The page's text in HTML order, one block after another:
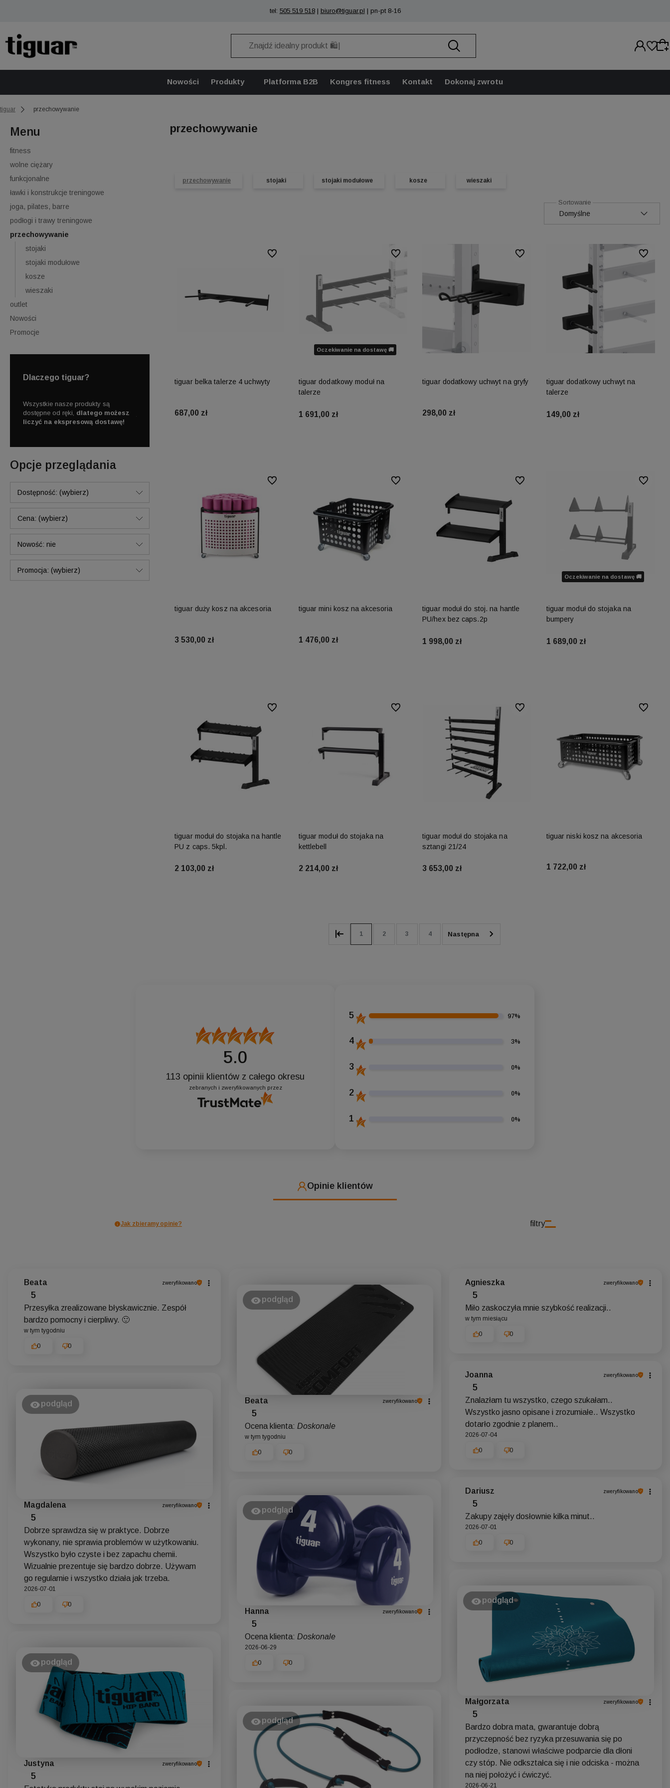
tel: 505 519 518| biuro@tiguar.pl | pn-pt 8-16
Nowości Produkty Platforma B2B Kongres fitness Kontakt Dokonaj zwrotu
tiguar przechowywanie
Menu
fitness
wolne ciężary
funkcjonalne
ławki i konstrukcje treningowe
joga, pilates, barre
podłogi i trawy treningowe
przechowywanie
stojaki
stojaki modułowe
kosze
wieszaki
outlet
Nowości
Promocje
Dlaczego tiguar?
Skorzystaj z darmowej dostawy
już od250 zł!
doświadczenia na polskim rynku.
dostępne od ręki, dlatego możesz
Opcje przeglądania
Dostępność: (wybierz)
Cena: (wybierz)
Nowość: nie
Promocja: (wybierz)
przechowywanie
przechowywanie stojaki stojaki modułowe kosze wieszaki
tiguar belka talerze 4 uchwyty
687,00 zł
Do ulubionych
Oczekiwanie na dostawę 🚚
tiguar dodatkowy moduł na
talerze
1 691,00 zł
Do ulubionych
tiguar dodatkowy uchwyt na gryfy
298,00 zł
Do ulubionych
tiguar dodatkowy uchwyt na
talerze
149,00 zł
Do
tiguar duży kosz na akcesoria
3 530,00 zł
Do ulubionych
tiguar mini kosz na akcesoria
1 476,00 zł
Do ulubionych
tiguar moduł do stoj. na hantle
PU/hex bez caps.2p
1 998,00 zł
Do ulubionych
Oczekiwanie na dostawę 🚚
tiguar moduł do stojaka na
bumpery
1 689,00 zł
Do
tiguar moduł do stojaka na hantle
PU z caps. 5kpl.
2 103,00 zł
Do ulubionych
tiguar moduł do stojaka na
kettlebell
2 214,00 zł
Do ulubionych
tiguar moduł do stojaka na
sztangi 21/24
3 653,00 zł
Do ulubionych
tiguar niski kosz na akcesoria
1 722,00 zł
Do
1 2 3 4
5.0
113 opinii klientów z całego okresu
zebranych i zweryfikowanych przez
5 97%
4 3%
3 0%
2 0%
1 0%
Opinie klientów
filtry
Jak zbieramy opinie?
Beata zweryfikowano
5
Przesyłka zrealizowane błyskawicznie. Zespół
bardzo pomocny i cierpliwy. 🙂
w tym tygodniu
0 0
podgląd
Beata zweryfikowano
5
Ocena klienta: Doskonale
w tym tygodniu
0 0
Agnieszka zweryfikowano
5
Miło zaskoczyła mnie szybkość realizacji..
w tym miesiącu
0 0
Joanna zweryfikowano
5
Znalazłam tu wszystko, czego szukałam..
Wszystko jasno opisane i zrozumiałe.. Wszystko
dotarło zgodnie z planem..
2026-07-04
0 0
podgląd
Magdalena zweryfikowano
5
Dobrze sprawdza się w praktyce. Dobrze
wykonany, nie sprawia problemów w użytkowaniu.
Wszystko było czyste i bez zapachu chemii.
Wizualnie prezentuje się bardzo dobrze. Używam
go regularnie i wszystko działa jak trzeba.
2026-07-01
0 0
Dariusz zweryfikowano
5
Zakupy zajęły dosłownie kilka minut..
2026-07-01
0 0
podgląd
Hanna zweryfikowano
5
Ocena klienta: Doskonale
2026-06-29
0 0
podgląd
Małgorzata zweryfikowano
5
Bardzo dobra mata, gwarantuje dobrą
przyczepność bez ryzyka przesuwania się po
podłodze, stanowi właściwe podparcie dla dłoni
czy stóp. Nie odkształca się i nie odciska - można
na niej położyć i ćwiczyć.
2026-06-21
podgląd
Justyna zweryfikowano
5
podgląd